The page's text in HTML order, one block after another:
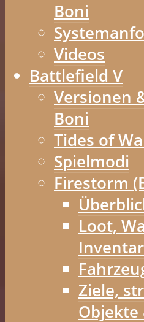
Boni
Videos
Battlefield V
Versionen
Boni
Tides of
Spielmodi
Firestorm
Loot,
Ziele,
Objekte